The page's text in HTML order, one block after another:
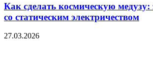
Как сделать космическую медузу:
со статическим электричеством
27.03.2026